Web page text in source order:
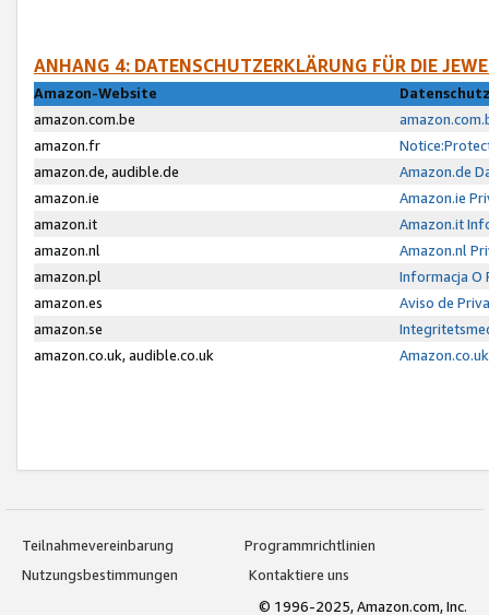
ANHANG 4: DATENSCHUTZERKLÄRUNG FÜR DIE
Amazon-Website
amazon.com.be
amazon.fr
amazon.de, audible.de
Amazon.de
amazon.ie
Amazon.ie
amazon.it
Amazon.it
amazon.nl
Amazon.nl
amazon.pl
Informacja O
amazon.es
Aviso de
amazon.se
amazon.co.uk, audible.co.uk
Teilnahmevereinbarung
Programmrichtlinien
Nutzungsbestimmungen
Kontaktiere uns
© 1996-2025, Amazon.com, Inc.